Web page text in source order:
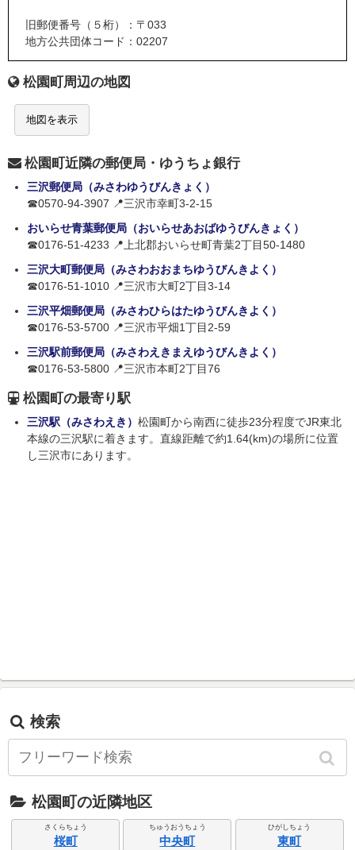
旧郵便番号（５桁）：〒033
地方公共団体コード：02207
松園町周辺の地図
地図を表示
松園町近隣の郵便局・ゆうちょ銀行
三沢郵便局（みさわゆうびんきょく）
☎0570-94-3907 📍三沢市幸町3-2-15
おいらせ青葉郵便局（おいらせあおばゆうびんきょく）
☎0176-51-4233 📍上北郡おいらせ町青葉2丁目50-1480
三沢大町郵便局（みさわおおまちゆうびんきよく）
☎0176-51-1010 📍三沢市大町2丁目3-14
三沢平畑郵便局（みさわひらはたゆうびんきよく）
☎0176-53-5700 📍三沢市平畑1丁目2-59
三沢駅前郵便局（みさわえきまえゆうびんきよく）
☎0176-53-5800 📍三沢市本町2丁目76
松園町の最寄り駅
三沢駅（みさわえき） 松園町から南西に徒歩23分程度でJR東北
本線の三沢駅に着きます。直線距離で約1.64(km)の場所に位置
し三沢市にあります。
検索
松園町の近隣地区
さくらちょう
桜町
ちゅうおうちょう
中央町
ひがしちょう
東町